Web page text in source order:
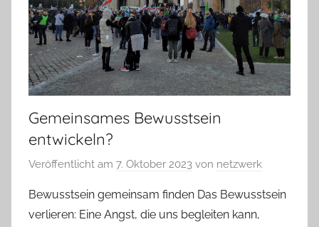
Gemeinsames Bewusstsein
entwickeln?
Veröffentlicht am 7. Oktober 2023 von netzwerk
Bewusstsein gemeinsam finden Das Bewusstsein
verlieren: Eine Angst, die uns begleiten kann,